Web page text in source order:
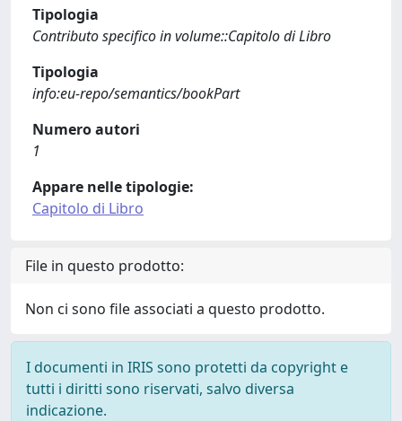
Tipologia
Contributo specifico in volume::Capitolo di Libro
Tipologia
info:eu-repo/semantics/bookPart
Numero autori
1
Appare nelle tipologie:
Capitolo di Libro
File in questo prodotto:
Non ci sono file associati a questo prodotto.
I documenti in IRIS sono protetti da copyright e
tutti i diritti sono riservati, salvo diversa
indicazione.